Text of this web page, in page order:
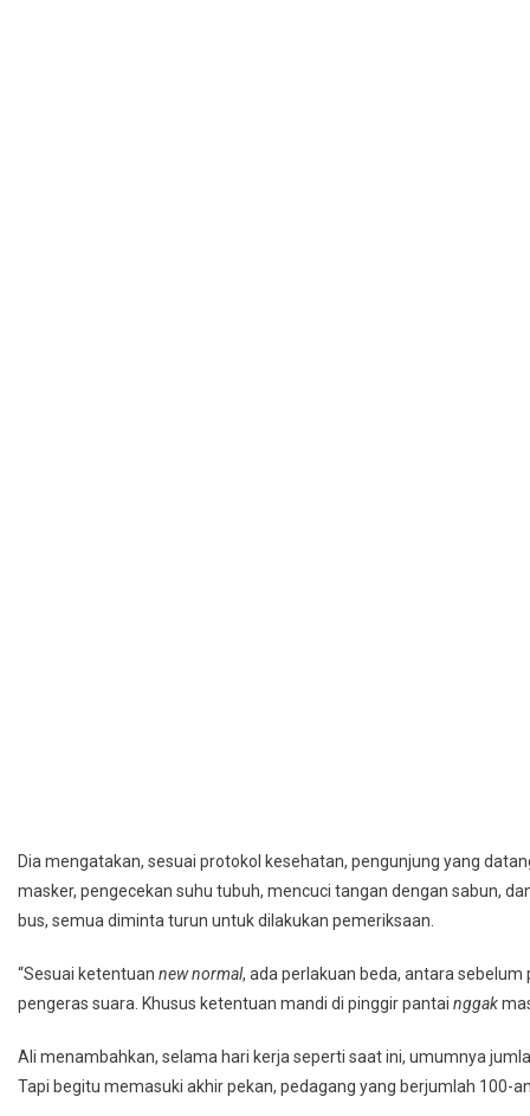
Dia mengatakan, sesuai protokol kesehatan, pengunjung yang
masker, pengecekan suhu tubuh, mencuci tangan dengan sabun,
bus, semua diminta turun untuk dilakukan pemeriksaan.
“Sesuai ketentuan new normal, ada perlakuan beda, antara
pengeras suara. Khusus ketentuan mandi di pinggir pantai nggak
Ali menambahkan, selama hari kerja seperti saat ini, umumnya
Tapi begitu memasuki akhir pekan, pedagang yang berjumlah 100-